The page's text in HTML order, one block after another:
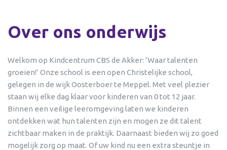
Over ons onderwijs
Welkom op Kindcentrum CBS de Akker: ‘Waar talenten
groeien!’ Onze school is een open Christelijke school,
gelegen in de wijk Oosterboer te Meppel. Met veel plezier
staan wij elke dag klaar voor kinderen van 0 tot 12 jaar.
Binnen een veilige leeromgeving laten we kinderen
ontdekken wat hun talenten zijn en mogen ze dit talent
zichtbaar maken in de praktijk. Daarnaast bieden wij zo goed
mogelijk zorg op maat. Of uw kind nu een extra steuntje in